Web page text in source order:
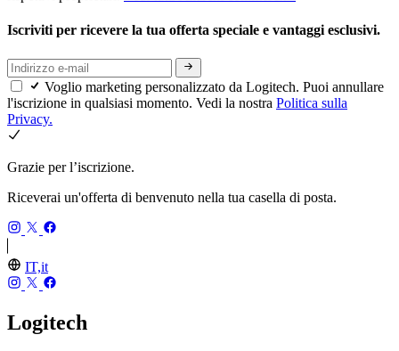
Iscriviti per ricevere la tua offerta speciale e vantaggi esclusivi.
Voglio marketing personalizzato da Logitech. Puoi annullare
l'iscrizione in qualsiasi momento. Vedi la nostra Politica sulla
Privacy.
Grazie per l’iscrizione.
Riceverai un'offerta di benvenuto nella tua casella di posta.
IT,it
Logitech